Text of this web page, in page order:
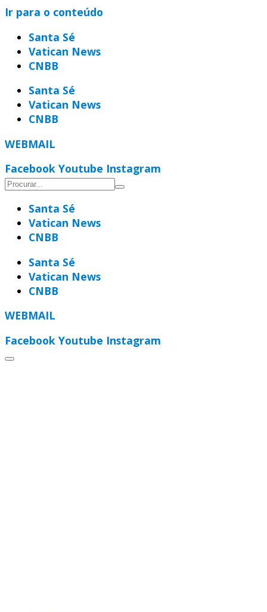
Ir para o conteúdo
Santa Sé
Vatican News
CNBB
Santa Sé
Vatican News
CNBB
WEBMAIL
Facebook Youtube Instagram
Santa Sé
Vatican News
CNBB
Santa Sé
Vatican News
CNBB
WEBMAIL
Facebook Youtube Instagram